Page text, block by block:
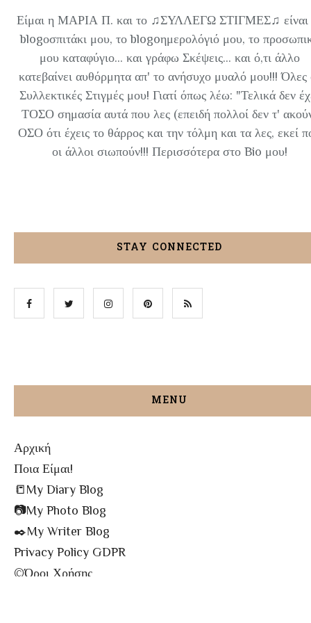
Είμαι η ΜΑΡΙΑ Π. και το ♫ΣΥΛΛΕΓΩ ΣΤΙΓΜΕΣ♫ είναι
blogοσπιτάκι μου, το blogoημερολόγιό μου, το
μου καταφύγιο... και γράφω Σκέψεις... και ό,τι άλλο
κατεβαίνει αυθόρμητα απ' το ανήσυχο μυαλό μου!!! Όλες
Συλλεκτικές Στιγμές μου! Γιατί όπως λέω: "Τελικά δεν
ΤΟΣΟ σημασία αυτά που λες (επειδή πολλοί δεν τ'
ΟΣΟ ότι έχεις το θάρρος και την τόλμη και τα λες, εκεί
οι άλλοι σιωπούν!!! Περισσότερα στο Bio μου!
STAY CONNECTED
MENU
Αρχική
Ποια Είμαι!
📒My Diary Blog
📷My Photo Blog
✒️My Writer Blog
Privacy Policy GDPR
©️Όροι Χρήσης